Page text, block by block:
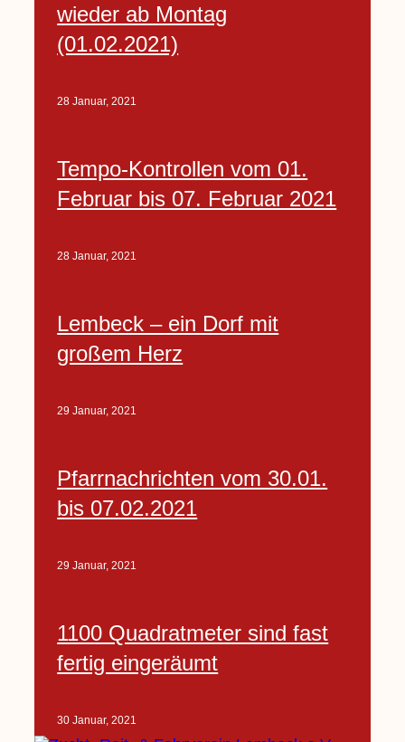
wieder ab Montag
(01.02.2021)
28 Januar, 2021
Tempo-Kontrollen vom 01.
Februar bis 07. Februar 2021
28 Januar, 2021
Lembeck – ein Dorf mit
großem Herz
29 Januar, 2021
Pfarrnachrichten vom 30.01.
bis 07.02.2021
29 Januar, 2021
1100 Quadratmeter sind fast
fertig eingeräumt
30 Januar, 2021